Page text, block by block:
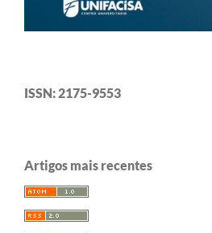
ISSN: 2175-9553
Artigos mais recentes